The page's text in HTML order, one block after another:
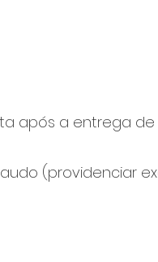
após a entrega
(providenciar